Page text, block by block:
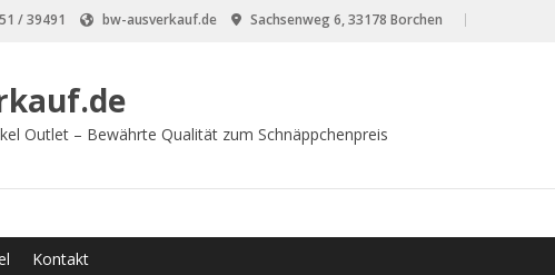
/ 39491 bw-ausverkauf.de Sachsenweg 6, 33178 Borchen
Outlet – Bewährte Qualität zum Schnäppchenpreis
Kontakt